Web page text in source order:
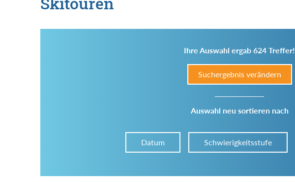
Ihre Auswahl ergab 624 Treffer!
Suchergebnis verändern
Auswahl neu sortieren nach
Datum Schwierigkeitsstufe